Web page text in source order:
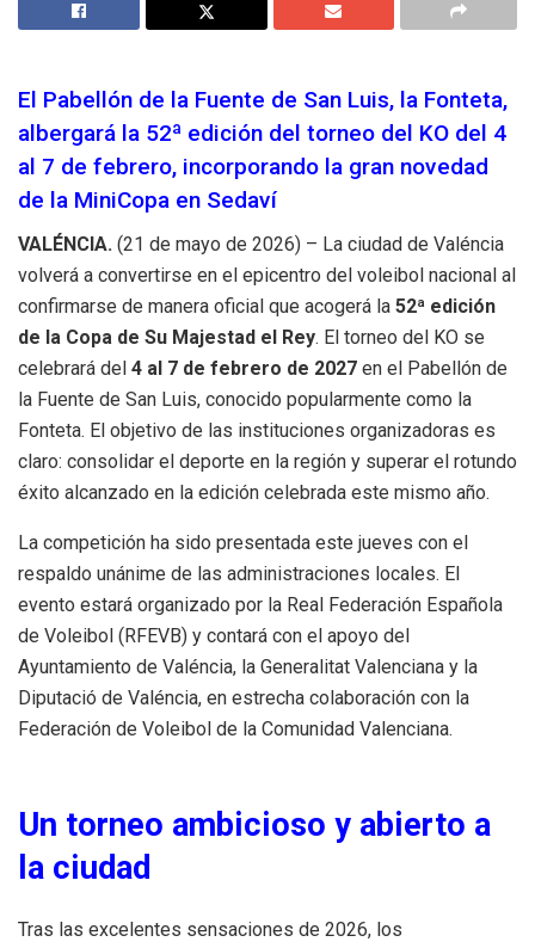
El Pabellón de la Fuente de San Luis, la Fonteta,
albergará la 52ª edición del torneo del KO del 4
al 7 de febrero, incorporando la gran novedad
de la MiniCopa en Sedaví
VALÉNCIA. (21 de mayo de 2026) – La ciudad de Valéncia
volverá a convertirse en el epicentro del voleibol nacional al
confirmarse de manera oficial que acogerá la 52ª edición
de la Copa de Su Majestad el Rey. El torneo del KO se
celebrará del 4 al 7 de febrero de 2027 en el Pabellón de
la Fuente de San Luis, conocido popularmente como la
Fonteta. El objetivo de las instituciones organizadoras es
claro: consolidar el deporte en la región y superar el rotundo
éxito alcanzado en la edición celebrada este mismo año.
La competición ha sido presentada este jueves con el
respaldo unánime de las administraciones locales. El
evento estará organizado por la Real Federación Española
de Voleibol (RFEVB) y contará con el apoyo del
Ayuntamiento de Valéncia, la Generalitat Valenciana y la
Diputació de Valéncia, en estrecha colaboración con la
Federación de Voleibol de la Comunidad Valenciana.
Un torneo ambicioso y abierto a
la ciudad
Tras las excelentes sensaciones de 2026, los